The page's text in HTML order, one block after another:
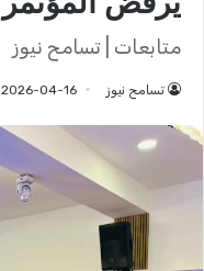
متابعات | تسامح نيوز
تسامح نيوز 2026-04-16